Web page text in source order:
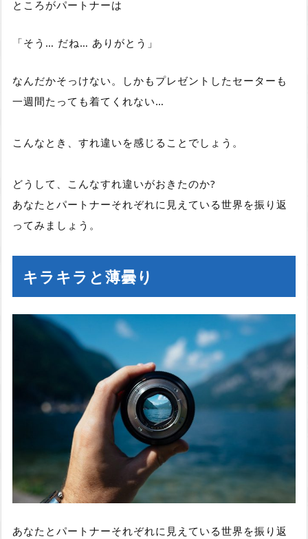
ところがパートナーは
「そう… だね… ありがとう」
なんだかそっけない。しかもプレゼントしたセーターも
一週間たっても着てくれない…
こんなとき、すれ違いを感じることでしょう。
どうして、こんなすれ違いがおきたのか?
あなたとパートナーそれぞれに見えている世界を振り返
ってみましょう。
キラキラと薄曇り
あなたとパートナーそれぞれに見えている世界を振り返